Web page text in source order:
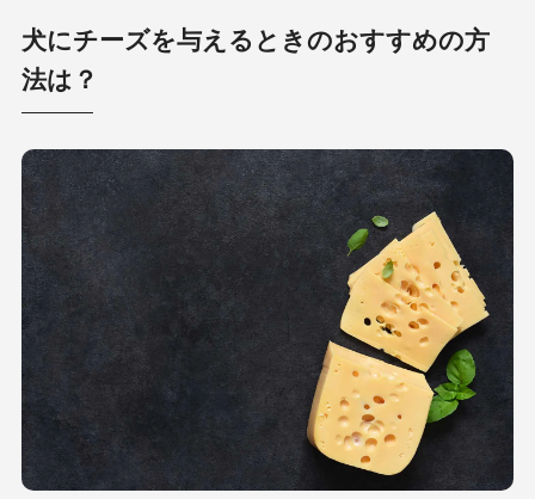
犬にチーズを与えるときのおすすめの方
法は？